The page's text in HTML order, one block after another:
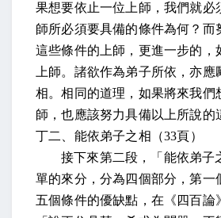
果想要依止一位上師，我們就必
師所必須要具備的條件為何？而
這些條件的上師，更進一步的，
上師。 諸欲作為弟子所依，亦應
相。相同的道理，如果將來我們
師，也應該努力具備以上所說的
丁二、能依弟子之相 （33頁）
接下來第二段，「能依弟子
單的來分，分為四個部分，第一
五個條件的優缺點，在 《四百論